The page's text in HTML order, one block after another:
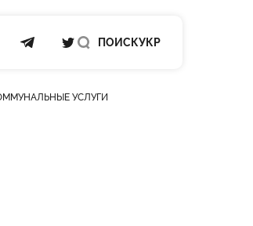
FACEBOOK
НА INSTAGRAM
ПОСИЛАННЯ НА TELEGRAM
ПОСИЛАННЯ НА TWITTER
ПОИСКУКР
УСЛУГИ